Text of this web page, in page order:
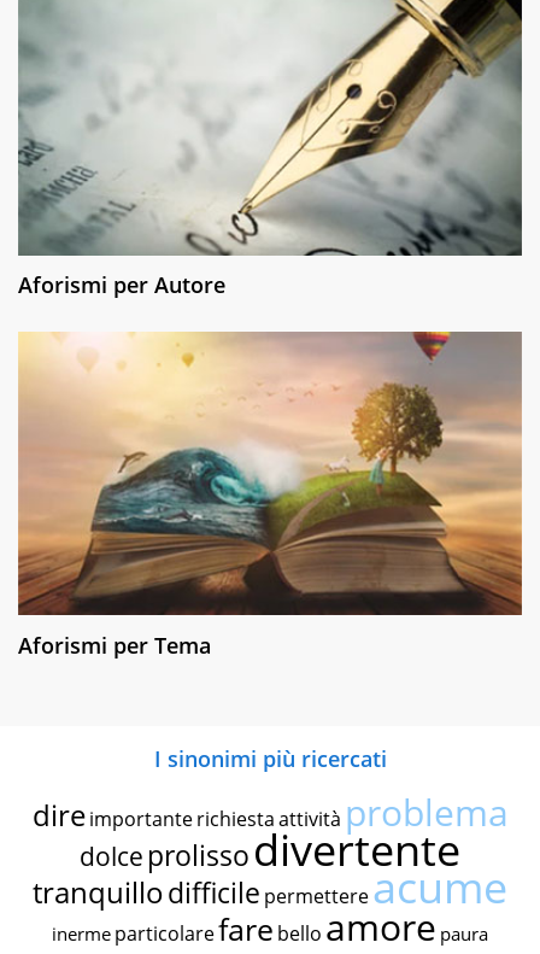
Aforismi per Autore
Aforismi per Tema
I sinonimi più ricercati
dire importante richiestaattività problema
dolce prolissodivertente
tranquillodifficile permettereacume
inerme particolarefare bello amore paura